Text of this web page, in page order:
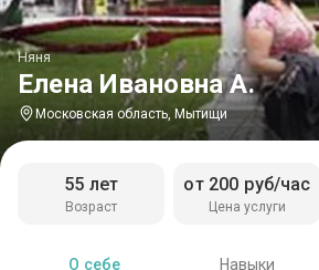
Елена Ивановна А.
Няня
Московская область, Мытищи
Возраст
55 лет
Цена услуги
от 200 руб/час
О себе Навыки